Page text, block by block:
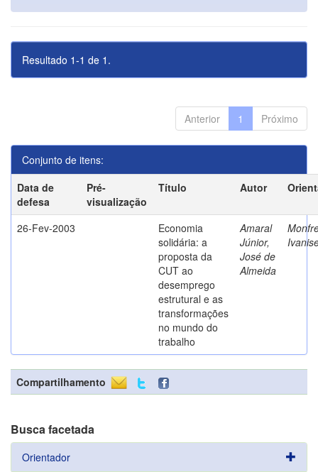
Resultado 1-1 de 1.
Anterior 1 Próximo
Conjunto de itens:
Data de
defesa
Pré-
visualização
Título Autor
26-Fev-2003
Economia
solidária: a
proposta da
CUT ao
desemprego
estrutural e as
transformações
no mundo do
trabalho
Amaral
Júnior,
José de
Almeida
Compartilhamento
Busca facetada
Orientador